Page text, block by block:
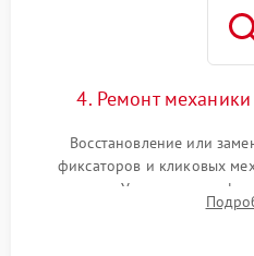
4. Ремонт
Восстановление или
фиксаторов и кликовых
поправок. Устранение
поврежденных линз,